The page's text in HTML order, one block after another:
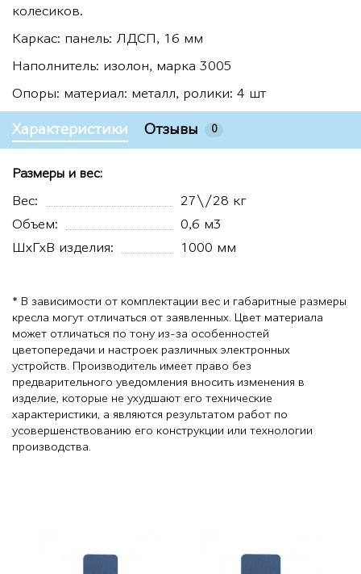
колесиков.
Каркас: панель: ЛДСП, 16 мм
Наполнитель: изолон, марка 3005
Опоры: материал: металл, ролики: 4 шт
Характеристики Отзывы 0
Размеры и вес:
Вес:
27\/28 кг
Объем:
0,6 м3
ШхГхВ изделия:
1000 мм
* В зависимости от комплектации вес и габаритные размеры
кресла могут отличаться от заявленных. Цвет материала
может отличаться по тону из-за особенностей
цветопередачи и настроек различных электронных
устройств. Производитель имеет право без
предварительного уведомления вносить изменения в
изделие, которые не ухудшают его технические
характеристики, а являются результатом работ по
усовершенствованию его конструкции или технологии
производства.